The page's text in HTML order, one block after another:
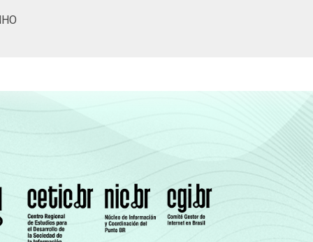
19 - Metodologia adaptada).